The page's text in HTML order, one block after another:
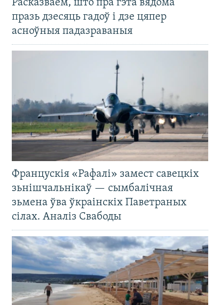
Расказваем, што пра гэта вядома
празь дзесяць гадоў і дзе цяпер
асноўныя падазраваныя
Францускія «Рафалі» замест савецкіх
зьнішчальнікаў — сымбалічная
зьмена ўва ўкраінскіх Паветраных
сілах. Аналіз Свабоды